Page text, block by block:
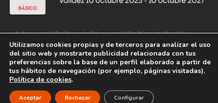
Aviso Legal|Política de Privacidad|Política de Cookies
Utilizamos cookies propias y de terceros para analizar el uso
del sitio web y mostrarte publicidad relacionada con tus
preferencias sobre la base de un perfil elaborado a partir de
tus hábitos de navegación (por ejemplo, páginas visitadas).
Política de cookies.
Aceptar Rechazar Configurar